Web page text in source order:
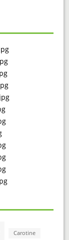
Carotine